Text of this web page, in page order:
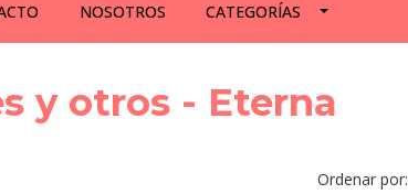
NOSOTROS CATEGORÍAS
y otros - Eterna
Ordenar por: